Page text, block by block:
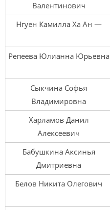
Валентинович
Нгуен Камилла Ха Ан —
Репеева Юлианна Юрьевна
Сыкчина Софья
Владимировна
Харламов Данил
Алексеевич
Бабушкина Аксинья
Дмитриевна
Белов Никита Олегович